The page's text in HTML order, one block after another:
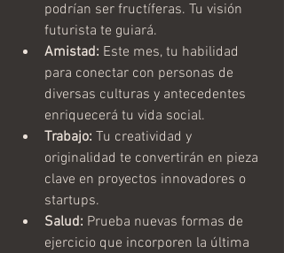
podrían ser fructíferas. Tu visión
futurista te guiará.
Amistad: Este mes, tu habilidad
para conectar con personas de
diversas culturas y antecedentes
enriquecerá tu vida social.
Trabajo: Tu creatividad y
originalidad te convertirán en pieza
clave en proyectos innovadores o
startups.
Salud: Prueba nuevas formas de
ejercicio que incorporen la última